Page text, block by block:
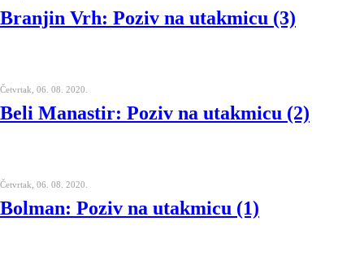
Branjin Vrh: Poziv na utakmicu (3)
Četvrtak, 06. 08. 2020.
Beli Manastir: Poziv na utakmicu (2)
Četvrtak, 06. 08. 2020.
Bolman: Poziv na utakmicu (1)